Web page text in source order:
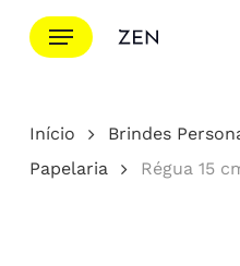
para
principal
Menu
Cotação
Início Brindes
Papelaria
Régua 15